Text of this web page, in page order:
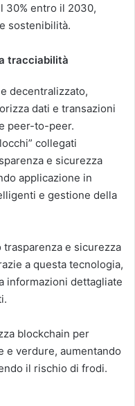
30% entro il 2030,
sostenibilità.
tracciabilità
decentralizzato,
dati e transazioni
peer-to-peer.
collegati
e sicurezza
applicazione in
e gestione della
e sicurezza
a questa tecnologia,
informazioni dettagliate
blockchain per
e verdure, aumentando
il rischio di frodi.